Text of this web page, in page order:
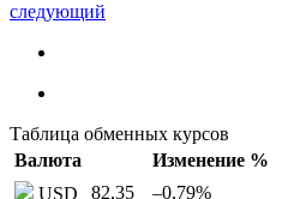
следующий
Таблица обменных курсов
Валюта
Изменение %
USD
82,35 –0,79%